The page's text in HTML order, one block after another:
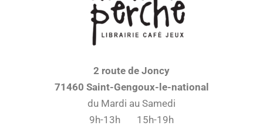
2 route de Joncy
71460 Saint-Gengoux-le-national
du Mardi au Samedi
9h-13h 15h-19h